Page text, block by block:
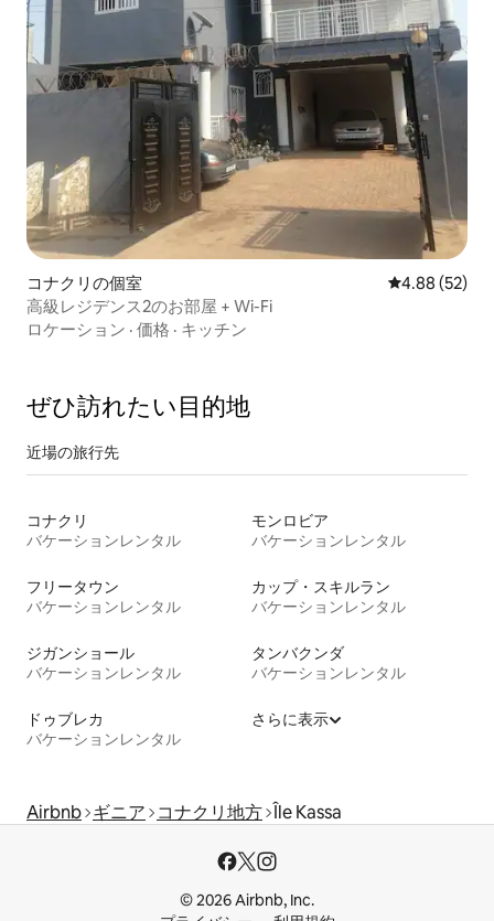
コナクリの個室 レビュー52
4.88 (52)
高級レジデンス2のお部屋 + Wi-Fi
ロケーション · 価格 · キッチン
ぜひ訪⁠れ⁠た⁠い目⁠的⁠地
近場の旅行先
コナクリ
バケーションレンタル
モンロビア
バケーションレンタル
フリータウン
バケーションレンタル
カップ・スキルラン
バケーションレンタル
ジガンショール
バケーションレンタル
タンバクンダ
バケーションレンタル
ドゥブレカ
バケーションレンタル
さらに表示
Airbnb ギニア コナクリ地方 Île Kassa
© 2026 Airbnb, Inc.